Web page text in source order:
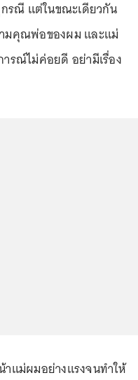
กรณี แต่ในขณะเดียวกัน
มคุณพ่อของผม และแม่
รณ์ไม่ค่อยดี อย่ามีเรื่อง
แม่ผมอย่างแรงจนทำให้